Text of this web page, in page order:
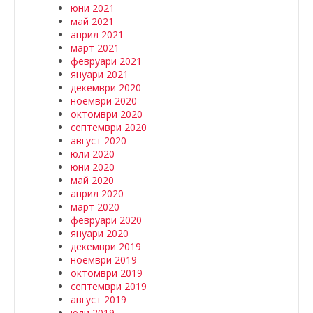
юни 2021
май 2021
април 2021
март 2021
февруари 2021
януари 2021
декември 2020
ноември 2020
октомври 2020
септември 2020
август 2020
юли 2020
юни 2020
май 2020
април 2020
март 2020
февруари 2020
януари 2020
декември 2019
ноември 2019
октомври 2019
септември 2019
август 2019